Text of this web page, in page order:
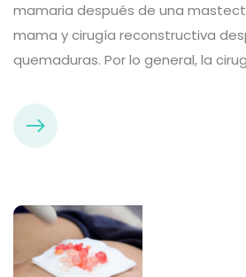
mamaria después de una
mama y cirugía reconstructiva
quemaduras. Por lo general, la